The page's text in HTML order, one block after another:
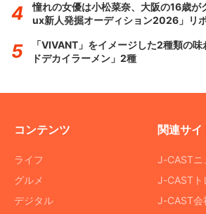
憧れの女優は小松菜奈、大阪の16歳
ux新人発掘オーディション2026」リ
「VIVANT」をイメージした2種類の
ドデカイラーメン」2種
コンテンツ
ライフ
グルメ
デジタル
関連サイ
J-CASTニ
J-CASTト
J-CAST会